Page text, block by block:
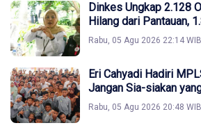
Dinkes Ungkap 2.128
Hilang dari Pantauan,
Rabu, 05 Agu 2026 22:14 WIB
Eri Cahyadi Hadiri
Jangan Sia-siakan
Rabu, 05 Agu 2026 20:48 WIB